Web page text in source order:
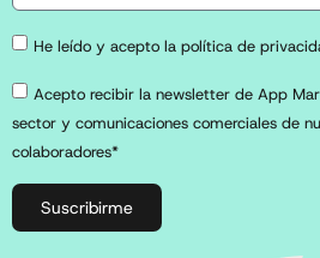
He leído y acepto la política de
Acepto recibir la newsletter de App
sector y comunicaciones comerciales de
colaboradores*
Suscribirme